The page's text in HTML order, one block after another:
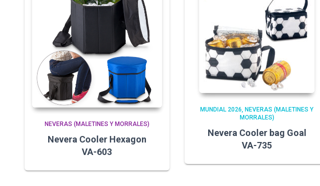
NEVERAS (MALETINES Y MORRALES)
Nevera Cooler Hexagon
VA-603
MUNDIAL 2026 NEVERAS (MALETINES Y
MORRALES)
Nevera Cooler bag Goal
VA-735